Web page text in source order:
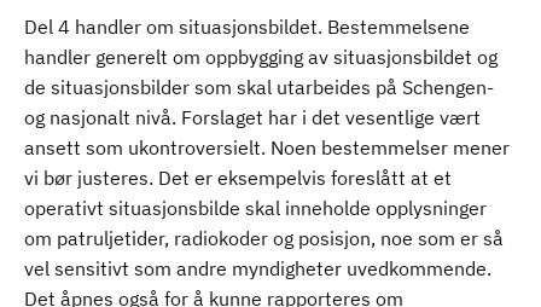
Del 4 handler om situasjonsbildet. Bestemmelsene
handler generelt om oppbygging av situasjonsbildet og
de situasjonsbilder som skal utarbeides på Schengen-
og nasjonalt nivå. Forslaget har i det vesentlige vært
ansett som ukontroversielt. Noen bestemmelser mener
vi bør justeres. Det er eksempelvis foreslått at et
operativt situasjonsbilde skal inneholde opplysninger
om patruljetider, radiokoder og posisjon, noe som er så
vel sensitivt som andre myndigheter uvedkommende.
Det åpnes også for å kunne rapporteres om